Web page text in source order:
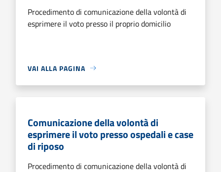
Procedimento di comunicazione della volontà di
esprimere il voto presso il proprio domicilio
VAI ALLA PAGINA
Comunicazione della volontà di
esprimere il voto presso ospedali e case
di riposo
Procedimento di comunicazione della volontà di